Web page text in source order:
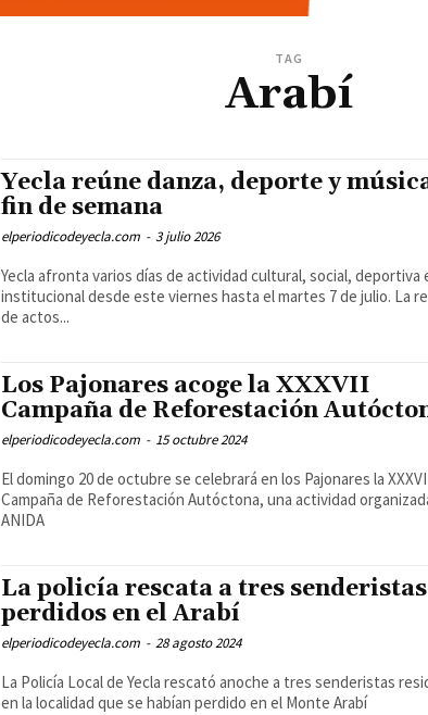
TAG
Arabí
Yecla reúne danza, deporte y
fin de semana
elperiodicodeyecla.com - 3 julio 2026
Yecla afronta varios días de actividad cultural, social, deportiva
institucional desde este viernes hasta el martes 7 de julio. La
de actos...
Los Pajonares acoge la XXXVII
Campaña de Reforestación
elperiodicodeyecla.com - 15 octubre 2024
El domingo 20 de octubre se celebrará en los Pajonares la
Campaña de Reforestación Autóctona, una actividad
ANIDA
La policía rescata a tres senderistas
perdidos en el Arabí
elperiodicodeyecla.com - 28 agosto 2024
La Policía Local de Yecla rescató anoche a tres senderistas
en la localidad que se habían perdido en el Monte Arabí